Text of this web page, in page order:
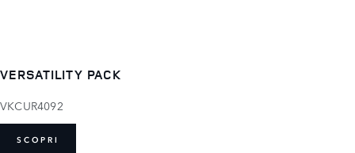
VERSATILITY PACK
VKCUR4092
SCOPRI